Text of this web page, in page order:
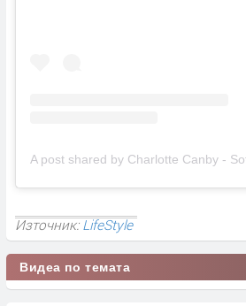
Източник:LifeStyle
Видеа по темата